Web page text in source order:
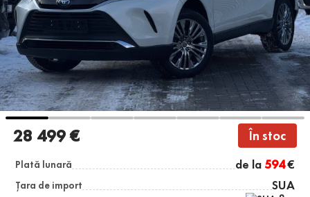
28 499 € În stoc
Plată lunară de la 594€
Țara de import SUA